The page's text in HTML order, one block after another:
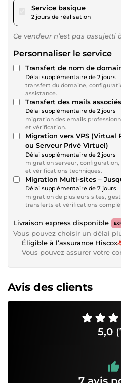
Service basiquepour 17,34
2 jours de réalisation
Ce vendeur n’est pas assujetti
Personnaliser le service
Transfert de nom de
Délai supplémentaire de 2 jours
transfert du domaine,
assistance.
Transfert des mails
Délai supplémentaire de 2 jours
migration des emails
et vérification.
Migration vers VPS (Virtual
ou Serveur Privé Virtuel)
Délai supplémentaire de 2 jours
migration serveur,
et vérifications techniques.
Migration Multi-sites –
Délai supplémentaire de 7 jours
migration de plusieurs sites,
transferts et vérifications
Livraison express disponible
Vous pouvez choisir un délai
Éligible à l’assurance Hiscox
Vous pouvez assurer votre
Avis des clients
5,0